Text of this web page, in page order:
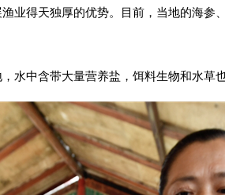
业得天独厚的优势。目前，当地的海
水中含带大量营养盐，饵料生物和水草